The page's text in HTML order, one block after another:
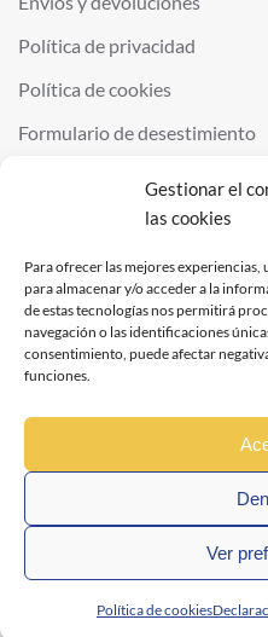
Gestionar el
las cookies
Para ofrecer las mejores
para almacenar y/o acceder a la
de estas tecnologías nos permitirá
navegación o las identificaciones
consentimiento, puede afectar
funciones.
Ver
Política de cookies
Política de privacidad
Política de cookies
Formulario de desestimiento
QUIMINOR SL. ALL